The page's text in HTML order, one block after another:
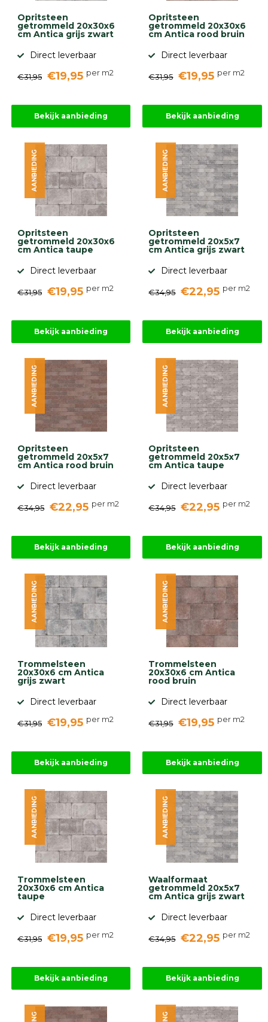
Opritsteen
getrommeld 20x30x6
cm Antica grijs zwart
Direct leverbaar
€31,95 €19,95 per m2
Bekijk aanbieding
Opritsteen
getrommeld 20x30x6
cm Antica rood bruin
Direct leverbaar
€31,95 €19,95 per m2
Bekijk aanbieding
Opritsteen
getrommeld 20x30x6
cm Antica taupe
Direct leverbaar
€31,95 €19,95 per m2
AANBIEDING
Bekijk aanbieding
Opritsteen
getrommeld 20x5x7
cm Antica grijs zwart
Direct leverbaar
€34,95 €22,95 per m2
AANBIEDING
Bekijk aanbieding
Opritsteen
getrommeld 20x5x7
cm Antica rood bruin
Direct leverbaar
€34,95 €22,95 per m2
AANBIEDING
Bekijk aanbieding
Opritsteen
getrommeld 20x5x7
cm Antica taupe
Direct leverbaar
€34,95 €22,95 per m2
AANBIEDING
Bekijk aanbieding
Trommelsteen
20x30x6 cm Antica
grijs zwart
Direct leverbaar
€31,95 €19,95 per m2
AANBIEDING
Bekijk aanbieding
Trommelsteen
20x30x6 cm Antica
rood bruin
Direct leverbaar
€31,95 €19,95 per m2
AANBIEDING
Bekijk aanbieding
Trommelsteen
20x30x6 cm Antica
taupe
Direct leverbaar
€31,95 €19,95 per m2
AANBIEDING
Bekijk aanbieding
Waalformaat
getrommeld 20x5x7
cm Antica grijs zwart
Direct leverbaar
€34,95 €22,95 per m2
AANBIEDING
Bekijk aanbieding